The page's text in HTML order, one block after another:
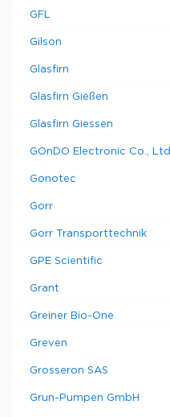
GFL
Gilson
Glasfirn
Glasfirn Gießen
Glasfirn Giessen
GOnDO Electronic Co., Ltd.
Gonotec
Gorr
Gorr Transporttechnik
GPE Scientific
Grant
Greiner Bio-One
Greven
Grosseron SAS
Grun-Pumpen GmbH